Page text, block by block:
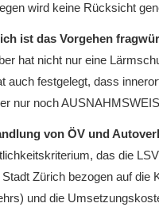
wird keine Rücksicht
ist das Vorgehen
hat nicht nur eine
auch festgelegt, dass
nur noch
von ÖV und
das die
Zürich bezogen auf die
und die